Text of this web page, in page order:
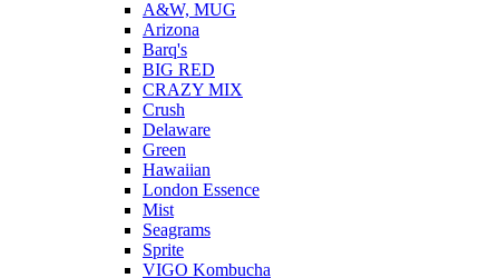
A&W, MUG
Arizona
Barq's
BIG RED
CRAZY MIX
Crush
Delaware
Green
Hawaiian
London Essence
Mist
Seagrams
Sprite
VIGO Kombucha